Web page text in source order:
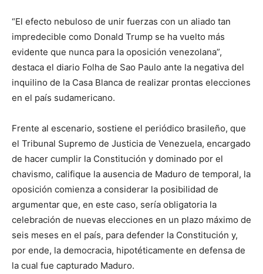
“El efecto nebuloso de unir fuerzas con un aliado tan
impredecible como Donald Trump se ha vuelto más
evidente que nunca para la oposición venezolana”,
destaca el diario Folha de Sao Paulo ante la negativa del
inquilino de la Casa Blanca de realizar prontas elecciones
en el país sudamericano.
Frente al escenario, sostiene el periódico brasileño, que
el Tribunal Supremo de Justicia de Venezuela, encargado
de hacer cumplir la Constitución y dominado por el
chavismo, califique la ausencia de Maduro de temporal, la
oposición comienza a considerar la posibilidad de
argumentar que, en este caso, sería obligatoria la
celebración de nuevas elecciones en un plazo máximo de
seis meses en el país, para defender la Constitución y,
por ende, la democracia, hipotéticamente en defensa de
la cual fue capturado Maduro.